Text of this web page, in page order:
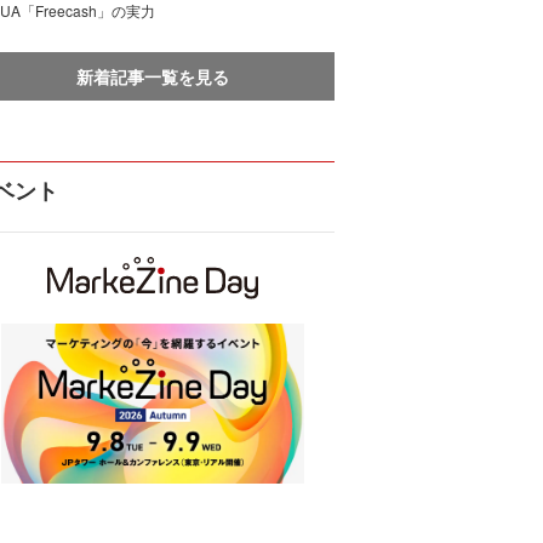
「Freecash」の実力
新着記事一覧を見る
ント